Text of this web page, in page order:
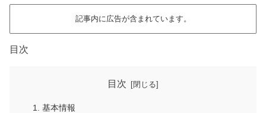
記事内に広告が含まれています。
目次
目次
基本情報